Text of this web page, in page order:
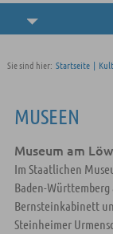
Sie sind hier: Startseite |
MUSEEN
Museum am
Im Staatlichen
Baden-Württemberg
Bernsteinkabinett
Steinheimer